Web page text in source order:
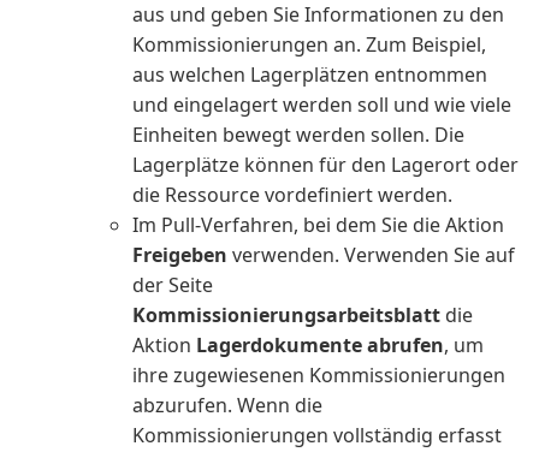
aus und geben Sie Informationen zu den
Kommissionierungen an. Zum Beispiel,
aus welchen Lagerplätzen entnommen
und eingelagert werden soll und wie viele
Einheiten bewegt werden sollen. Die
Lagerplätze können für den Lagerort oder
die Ressource vordefiniert werden.
Im Pull-Verfahren, bei dem Sie die Aktion
Freigeben verwenden. Verwenden Sie auf
der Seite
Kommissionierungsarbeitsblatt die
Aktion Lagerdokumente abrufen, um
ihre zugewiesenen Kommissionierungen
abzurufen. Wenn die
Kommissionierungen vollständig erfasst